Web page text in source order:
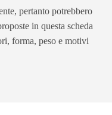
pertanto potrebbero
in questa scheda
forma, peso e motivi